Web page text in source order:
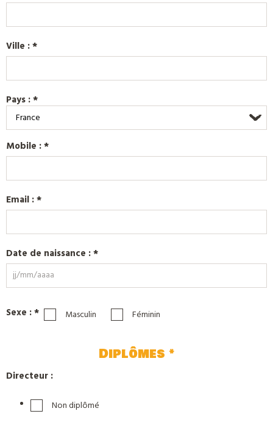
Ville : *
Pays : *
France
Mobile : *
Email : *
Date de naissance : *
Sexe : * Masculin Féminin
Diplômes *
Directeur :
Non diplômé